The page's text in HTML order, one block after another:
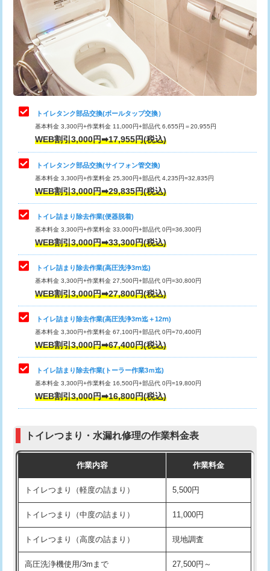
トイレタンク部品交換(ボールタップ交換）
基本料金 3,300円+作業料金 11,000円+部品代 6,655円＝20,955円
WEB割引3,000円➡17,955円(税込)
トイレタンク部品交換(サイフォン管交換)
基本料金 3,300円+作業料金 25,300円+部品代 4,235円=32,835円
WEB割引3,000円➡29,835円(税込)
トイレ詰まり除去作業(便器脱着)
基本料金 3,300円+作業料金 33,000円+部品代 0円=36,300円
WEB割引3,000円➡33,300円(税込)
トイレ詰まり除去作業(高圧洗浄3ⅿ迄)
基本料金 3,300円+作業料金 27,500円+部品代 0円=30,800円
WEB割引3,000円➡27,800円(税込)
トイレ詰まり除去作業(高圧洗浄3ⅿ迄＋12ⅿ)
基本料金 3,300円+作業料金 67,100円+部品代 0円=70,400円
WEB割引3,000円➡67,400円(税込)
トイレ詰まり除去作業(トーラー作業3ｍ迄)
基本料金 3,300円+作業料金 16,500円+部品代 0円=19,800円
WEB割引3,000円➡16,800円(税込)
トイレつまり・水漏れ修理の作業料金表
作業内容 作業料金
トイレつまり（軽度の詰まり） 5,500円
トイレつまり（中度の詰まり） 11,000円
トイレつまり（高度の詰まり） 現地調査
高圧洗浄機使用/3mまで
27,500円～